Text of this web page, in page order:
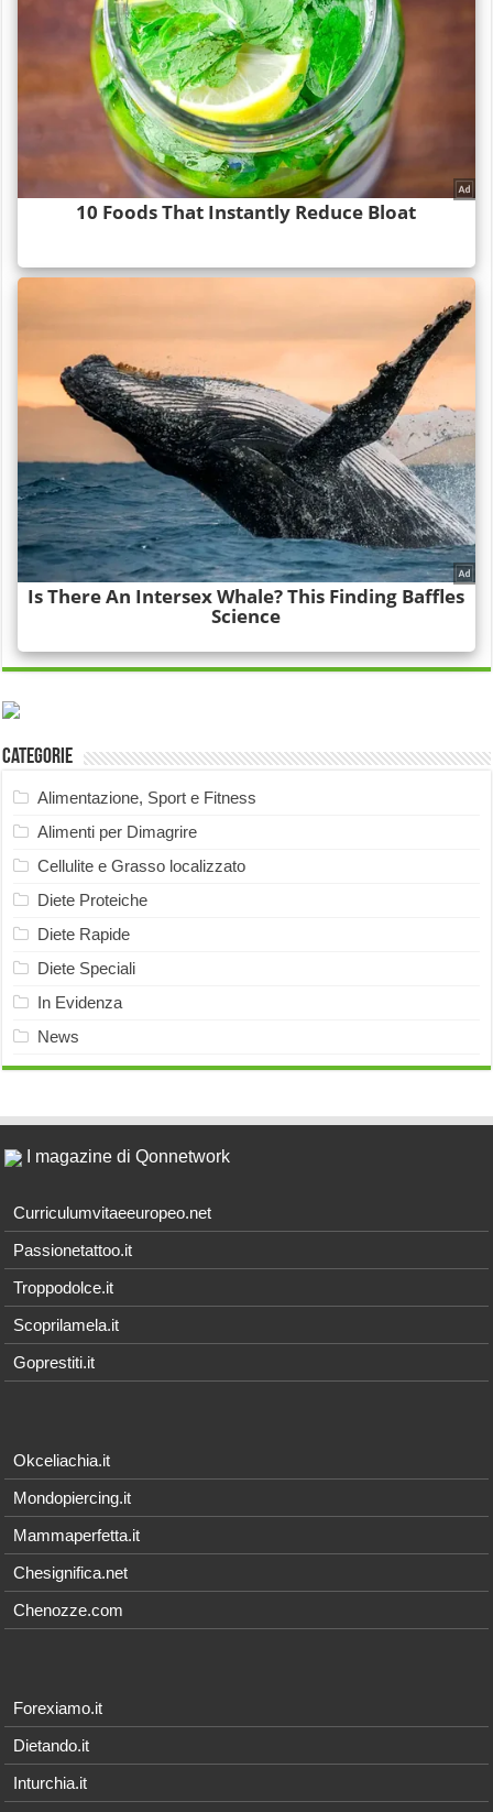
Categorie
Alimentazione, Sport e Fitness
Alimenti per Dimagrire
Cellulite e Grasso localizzato
Diete Proteiche
Diete Rapide
Diete Speciali
In Evidenza
News
I magazine di Qonnetwork
Curriculumvitaeeuropeo.net
Passionetattoo.it
Troppodolce.it
Scoprilamela.it
Goprestiti.it
Okceliachia.it
Mondopiercing.it
Mammaperfetta.it
Chesignifica.net
Chenozze.com
Forexiamo.it
Dietando.it
Inturchia.it